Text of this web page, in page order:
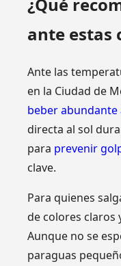
¿Qué
ante estas
Ante las
en la Ciudad de
beber abundante
directa al sol
para prevenir
clave.
Para quienes
de colores claros
Aunque no se
paraguas